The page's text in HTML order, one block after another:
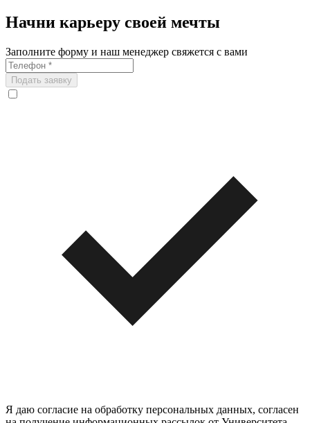
Начни карьеру своей мечты
Заполните форму и наш менеджер свяжется с вами
Подать заявку
Я даю согласие на обработку персональных данных, согласен